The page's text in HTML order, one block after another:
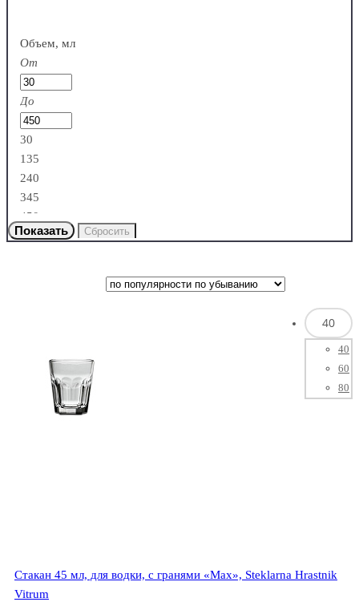
Объем, мл
От
До
30
135
240
345
450
40
40
60
80
Стакан 45 мл, для водки, с гранями «Max», Steklarna Hrastnik
Vitrum